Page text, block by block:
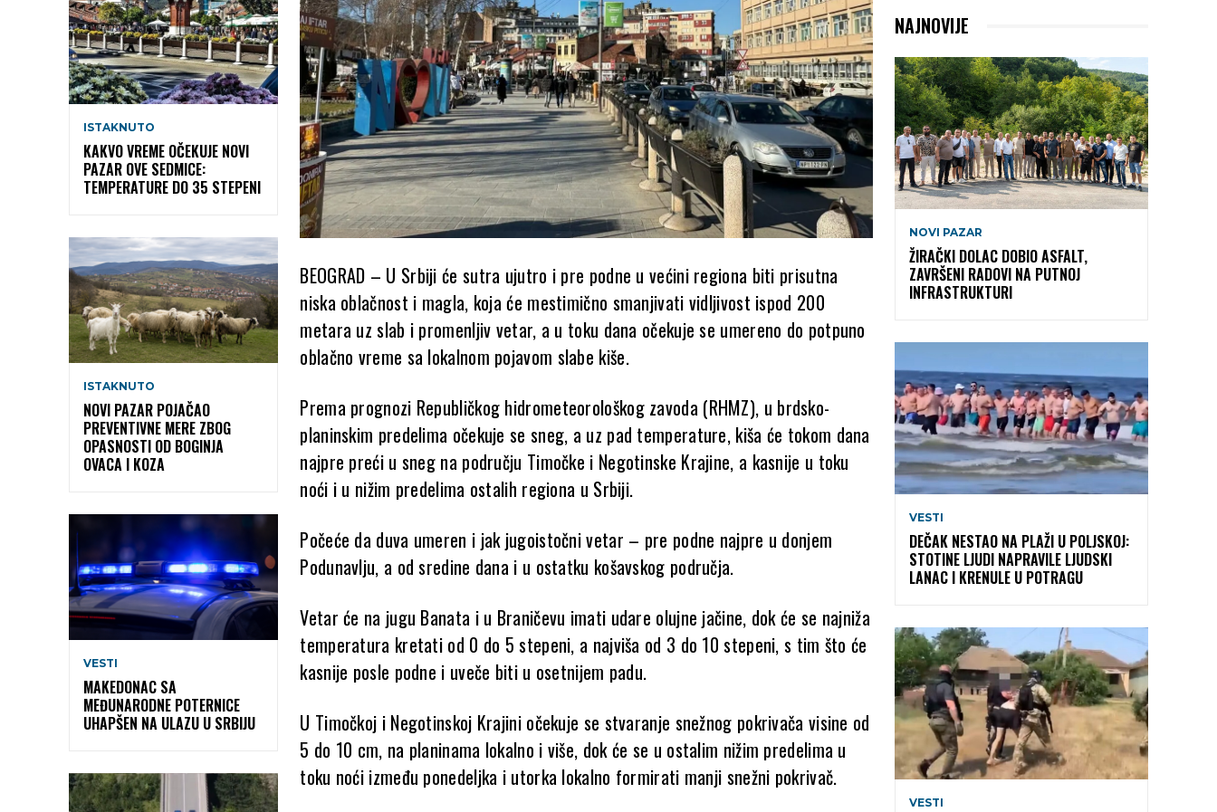
ISTAKNUTO
KAKVO VREME OČEKUJE NOVI
PAZAR OVE SEDMICE:
TEMPERATURE DO 35 STEPENI
ISTAKNUTO
NOVI PAZAR POJAČAO
PREVENTIVNE MERE ZBOG
OPASNOSTI OD BOGINJA
OVACA I KOZA
VESTI
MAKEDONAC SA
MEĐUNARODNE POTERNICE
UHAPŠEN NA ULAZU U SRBIJU
BEOGRAD – U Srbiji će sutra ujutro i pre podne u većini regiona biti prisutna
niska oblačnost i magla, koja će mestimično smanjivati vidljivost ispod 200
metara uz slab i promenljiv vetar, a u toku dana očekuje se umereno do potpuno
oblačno vreme sa lokalnom pojavom slabe kiše.
Prema prognozi Republičkog hidrometeorološkog zavoda (RHMZ), u brdsko-
planinskim predelima očekuje se sneg, a uz pad temperature, kiša će tokom dana
najpre preći u sneg na području Timočke i Negotinske Krajine, a kasnije u toku
noći i u nižim predelima ostalih regiona u Srbiji.
Počeće da duva umeren i jak jugoistočni vetar – pre podne najpre u donjem
Podunavlju, a od sredine dana i u ostatku košavskog područja.
Vetar će na jugu Banata i u Braničevu imati udare olujne jačine, dok će se najniža
temperatura kretati od 0 do 5 stepeni, a najviša od 3 do 10 stepeni, s tim što će
kasnije posle podne i uveče biti u osetnijem padu.
U Timočkoj i Negotinskoj Krajini očekuje se stvaranje snežnog pokrivača visine od
5 do 10 cm, na planinama lokalno i više, dok će se u ostalim nižim predelima u
toku noći između ponedeljka i utorka lokalno formirati manji snežni pokrivač.
NAJNOVIJE
NOVI PAZAR
ŽIRAČKI DOLAC DOBIO ASFALT,
ZAVRŠENI RADOVI NA PUTNOJ
INFRASTRUKTURI
VESTI
DEČAK NESTAO NA PLAŽI U POLJSKOJ:
STOTINE LJUDI NAPRAVILE LJUDSKI
LANAC I KRENULE U POTRAGU
VESTI